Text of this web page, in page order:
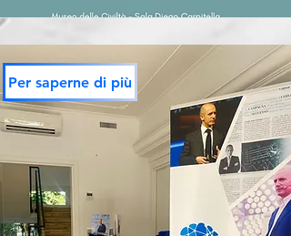
Per saperne di più